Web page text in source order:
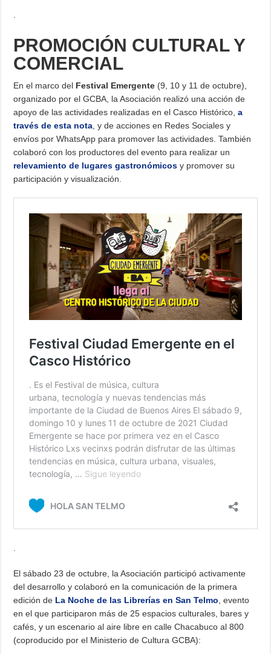
PROMOCIÓN CULTURAL Y
COMERCIAL
En el marco del Festival Emergente (9, 10 y 11 de octubre),
organizado por el GCBA, la Asociación realizó una acción de
apoyo de las actividades realizadas en el Casco Histórico,a
través de esta nota , y de acciones en Redes Sociales y
envíos por WhatsApp para promover las actividades. También
colaboró con los productores del evento para realizar un
relevamiento de lugares gastronómicos y promover su
participación y visualización.
El sábado 23 de octubre, la Asociación participó activamente
del desarrollo y colaboró en la comunicación de la primera
edición de La Noche de las Librerías en San Telmo , evento
en el que participaron más de 25 espacios culturales, bares y
cafés, y un escenario al aire libre en calle Chacabuco al 800
(coproducido por el Ministerio de Cultura GCBA):